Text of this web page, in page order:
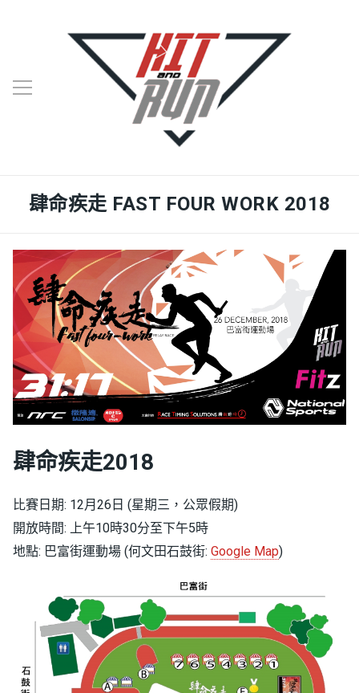
肆命疾走 FAST FOUR WORK 2018
肆命疾走2018
比賽日期: 12月26日 (星期三，公眾假期)
開放時間: 上午10時30分至下午5時
地點: 巴富街運動場 (何文田石鼓街: Google Map)